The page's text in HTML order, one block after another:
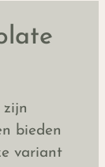
zijn
bieden
variant